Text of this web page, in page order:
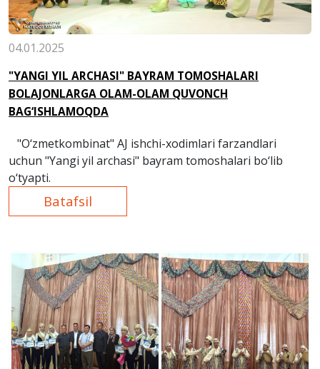
04.01.2025
"YANGI YIL ARCHASI" BAYRAM TOMOSHALARI
BOLAJONLARGA OLAM-OLAM QUVONCH
BAG‘ISHLAMOQDA
"O‘zmetkombinat" AJ ishchi-xodimlari farzandlari
uchun "Yangi yil archasi" bayram tomoshalari bo‘lib
o‘tyapti.
Batafsil